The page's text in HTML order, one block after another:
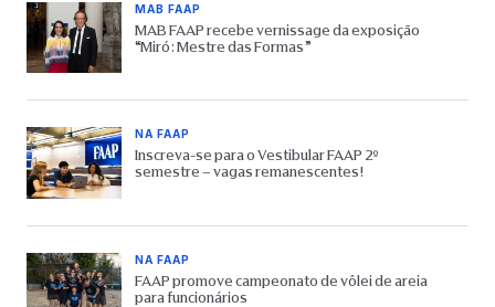
MAB FAAP
MAB FAAP recebe vernissage da exposição
“Miró: Mestre das Formas”
NA FAAP
Inscreva-se para o Vestibular FAAP 2º
semestre – vagas remanescentes!
NA FAAP
FAAP promove campeonato de vôlei de areia
para funcionários